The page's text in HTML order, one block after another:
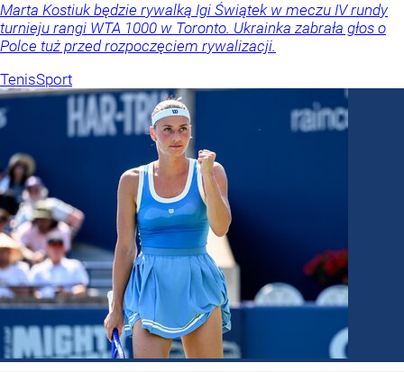
Marta Kostiuk będzie rywalką Igi Świątek w meczu IV rundy
turnieju rangi WTA 1000 w Toronto. Ukrainka zabrała głos o
Polce tuż przed rozpoczęciem rywalizacji.
TenisSport